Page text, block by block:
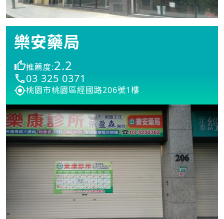
樂安藥局
推薦度:2.2
03 325 0371
桃園市桃園區經國路206號1樓